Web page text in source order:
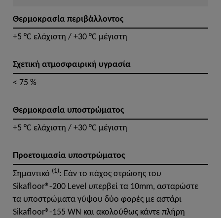
Θερμοκρασία περιβάλλοντος
+5 °C ελάχιστη / +30 °C μέγιστη
Σχετική ατμοσφαιρική υγρασία
< 75 %
Θερμοκρασία υποστρώματος
+5 °C ελάχιστη / +30 °C μέγιστη
Προετοιμασία υποστρώματος
Σημαντικό (1): Εάν το πάχος στρώσης του
Sikafloor®-200 Level υπερβεί τα 10mm, ασταρώστε
τα υποστρώματα γύψου δύο φορές με αστάρι
Sikafloor®-155 WN και ακολούθως κάντε πλήρη